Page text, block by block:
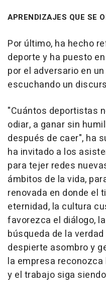
APRENDIZAJES QUE SE
Por último, ha hecho
deporte y ha puesto
por el adversario en
escuchando un
"Cuántos deportistas
odiar, a ganar sin
después de caer", ha
ha invitado a los
para tejer redes
ámbitos de la vida,
renovada en donde el
eternidad, la cultura
favorezca el diálogo,
búsqueda de la
despierte asombro y
la empresa
y el trabajo siga